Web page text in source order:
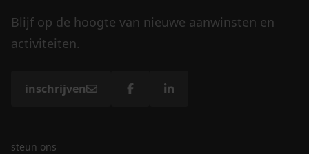
Blijf op de hoogte van nieuwe aanwinsten en
activiteiten.
inschrijven
steun ons